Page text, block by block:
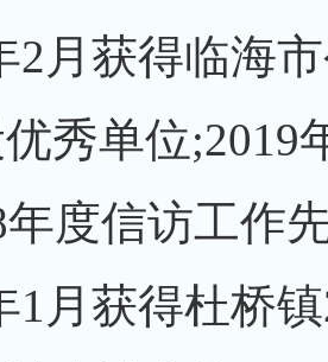
2月获得临海
秀单位;2019
度信访工作
1月获得杜桥